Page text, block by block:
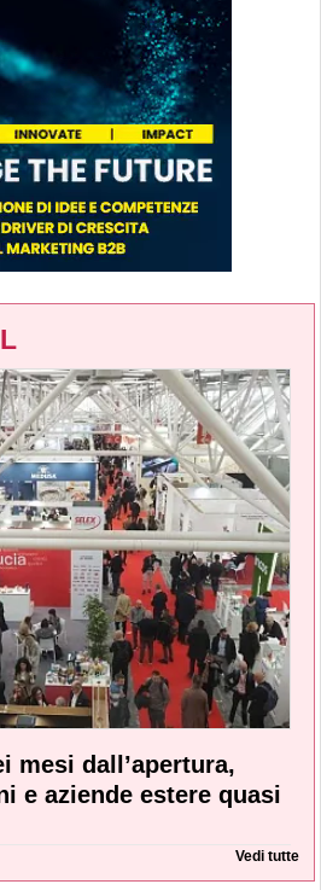
mesi dall’apertura,
e aziende estere quasi
Vedi tutte